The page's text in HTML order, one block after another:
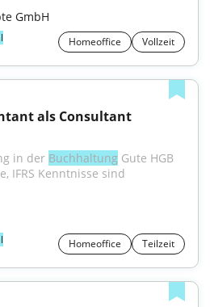
GmbH
Homeoffice Vollzeit
als Consultant
in der Buchhaltung Gute HGB
IFRS Kenntnisse sind
Homeoffice Teilzeit